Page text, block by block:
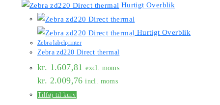
Hurtigt Overblik
Hurtigt Overblik
Zebra labelprinter
Zebra zd220 Direct thermal
kr. 1.607,81 excl. moms
kr. 2.009,76 incl. moms
Tilføj til kurv